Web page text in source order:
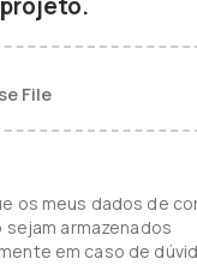
os meus dados de
armazenados
em caso de